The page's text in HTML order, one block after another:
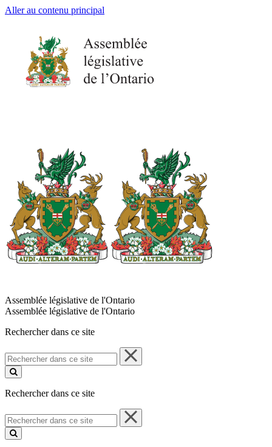
Aller au contenu principal
Assemblée législative de l'Ontario
Assemblée législative de l'Ontario
Rechercher dans ce site
Rechercher
dans
ce
Rechercher dans ce site
Rechercher
dans
ce